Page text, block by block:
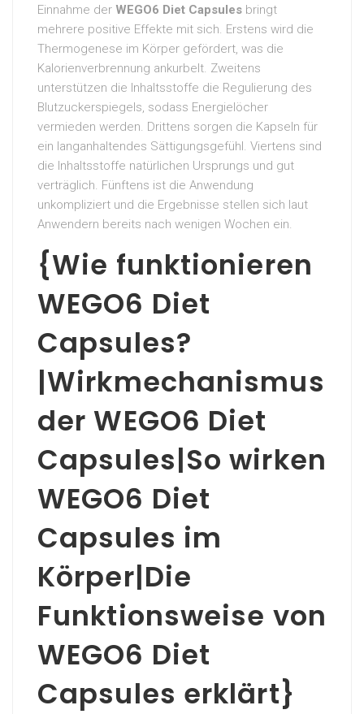
Einnahme der WEGO6 Diet Capsules bringt
mehrere positive Effekte mit sich. Erstens wird die
Thermogenese im Körper gefördert, was die
Kalorienverbrennung ankurbelt. Zweitens
unterstützen die Inhaltsstoffe die Regulierung des
Blutzuckerspiegels, sodass Energielöcher
vermieden werden. Drittens sorgen die Kapseln für
ein langanhaltendes Sättigungsgefühl. Viertens sind
die Inhaltsstoffe natürlichen Ursprungs und gut
verträglich. Fünftens ist die Anwendung
unkompliziert und die Ergebnisse stellen sich laut
Anwendern bereits nach wenigen Wochen ein.
{Wie funktionieren
WEGO6 Diet
Capsules?
|Wirkmechanismus
der WEGO6 Diet
Capsules|So wirken
WEGO6 Diet
Capsules im
Körper|Die
Funktionsweise von
WEGO6 Diet
Capsules erklärt}